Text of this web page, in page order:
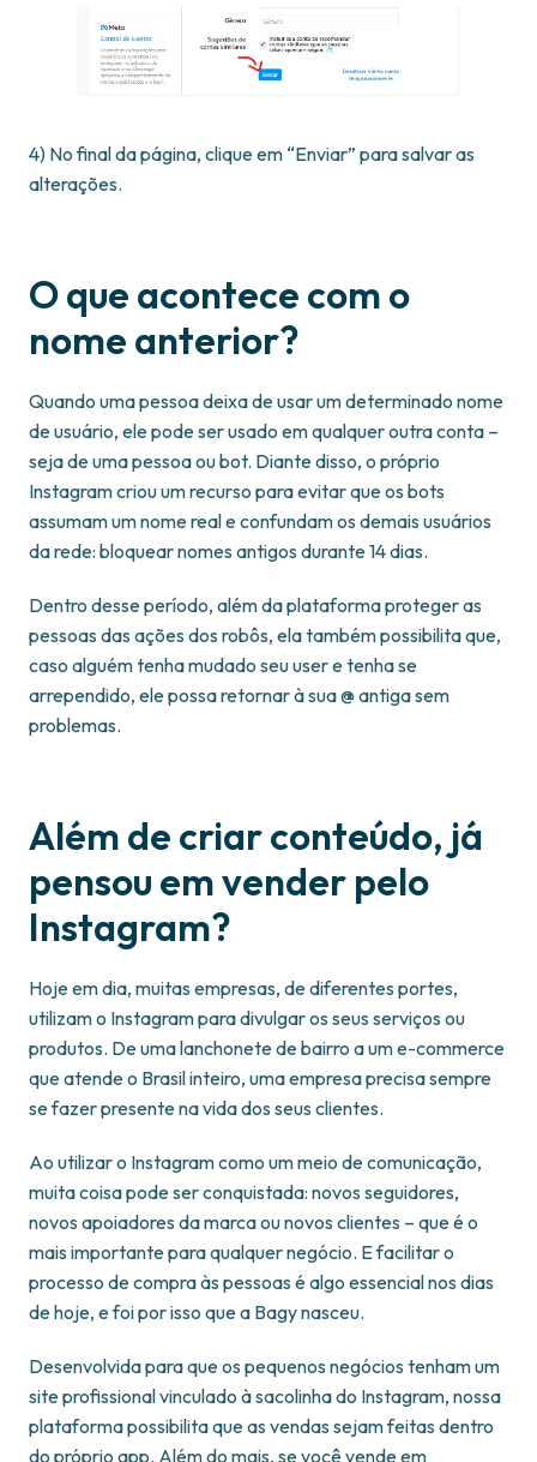
4) No final da página, clique em “Enviar” para salvar as
alterações.
O que acontece com o
nome anterior?
Quando uma pessoa deixa de usar um determinado nome
de usuário, ele pode ser usado em qualquer outra conta –
seja de uma pessoa ou bot. Diante disso, o próprio
Instagram criou um recurso para evitar que os bots
assumam um nome real e confundam os demais usuários
da rede: bloquear nomes antigos durante 14 dias.
Dentro desse período, além da plataforma proteger as
pessoas das ações dos robôs, ela também possibilita que,
caso alguém tenha mudado seu user e tenha se
arrependido, ele possa retornar à sua @ antiga sem
problemas.
Além de criar conteúdo, já
pensou em vender pelo
Instagram?
Hoje em dia, muitas empresas, de diferentes portes,
utilizam o Instagram para divulgar os seus serviços ou
produtos. De uma lanchonete de bairro a um e-commerce
que atende o Brasil inteiro, uma empresa precisa sempre
se fazer presente na vida dos seus clientes.
Ao utilizar o Instagram como um meio de comunicação,
muita coisa pode ser conquistada: novos seguidores,
novos apoiadores da marca ou novos clientes – que é o
mais importante para qualquer negócio. E facilitar o
processo de compra às pessoas é algo essencial nos dias
de hoje, e foi por isso que a Bagy nasceu.
Desenvolvida para que os pequenos negócios tenham um
site profissional vinculado à sacolinha do Instagram, nossa
plataforma possibilita que as vendas sejam feitas dentro
do próprio app. Além do mais, se você vende em